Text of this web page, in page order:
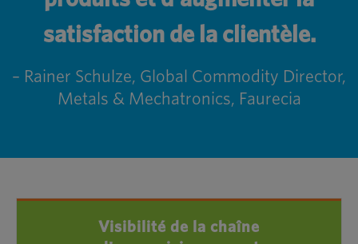
satisfaction de la clientèle.
– Rainer Schulze, Global Commodity Director,
Metals & Mechatronics, Faurecia
Visibilité de la chaîne